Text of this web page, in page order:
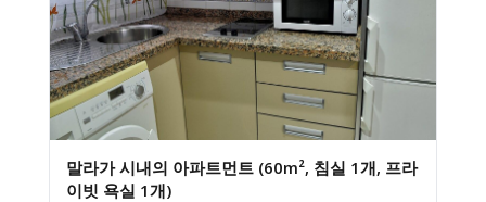
말라가 시내의 아파트먼트 (60m², 침실 1개, 프라
이빗 욕실 1개)